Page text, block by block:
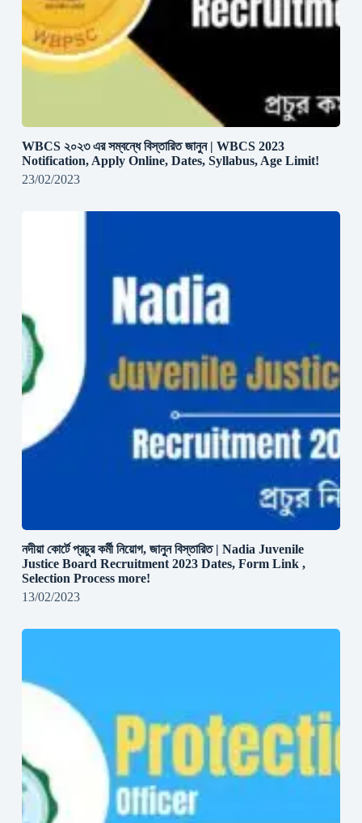
WBCS ২০২৩ এর সম্বন্ধে বিস্তারিত জানুন | WBCS 2023
Notification, Apply Online, Dates, Syllabus, Age Limit!
23/02/2023
নদীয়া কোর্টে প্রচুর কর্মী নিয়োগ, জানুন বিস্তারিত | Nadia Juvenile
Justice Board Recruitment 2023 Dates, Form Link ,
Selection Process more!
13/02/2023